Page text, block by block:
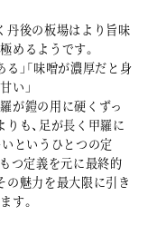
丹後の板場はより旨味
めるようです。
」「味噌が濃厚だと身
い」
が鎧の用に硬くずっ
りも、足が長く甲羅に
いというひとつの定
つ定義を元に最終的
の魅力を最大限に引き
す。